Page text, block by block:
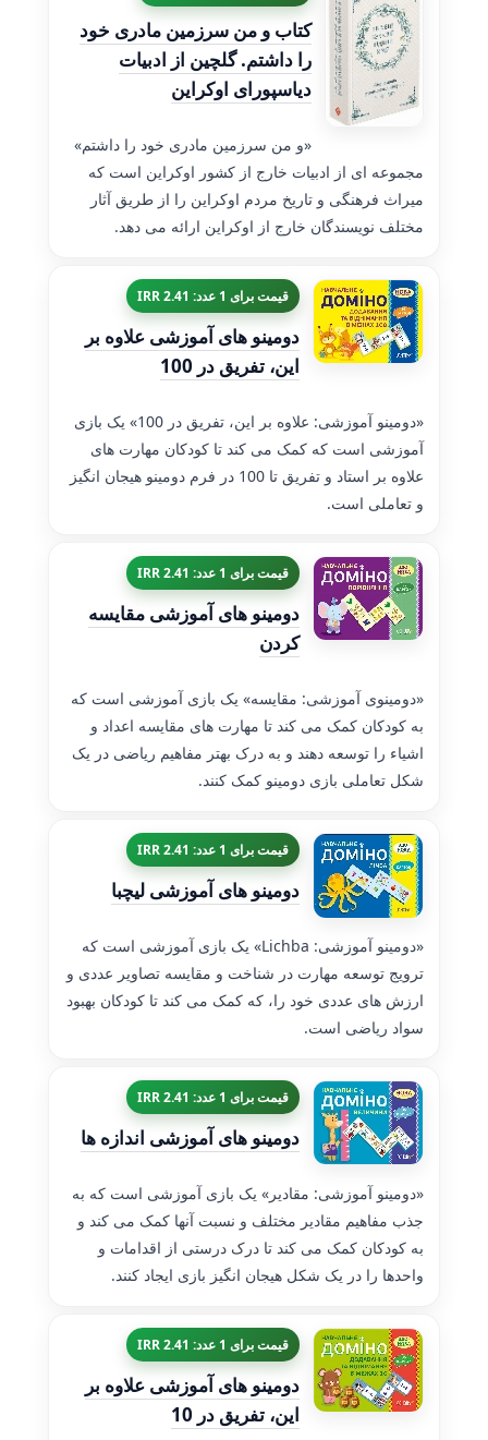
کتاب و من سرزمین مادری خود
را داشتم. گلچین از ادبیات
دیاسپورای اوکراین
«و من سرزمین مادری خود را داشتم»
مجموعه ای از ادبیات خارج از کشور اوکراین است که
میراث فرهنگی و تاریخ مردم اوکراین را از طریق آثار
مختلف نویسندگان خارج از اوکراین ارائه می دهد.
قیمت برای 1 عدد: 2.41 IRR
دومینو های آموزشی علاوه بر
این، تفریق در 100
«دومینو آموزشی: علاوه بر این، تفریق در 100» یک بازی
آموزشی است که کمک می کند تا کودکان مهارت های
علاوه بر استاد و تفریق تا 100 در فرم دومینو هیجان انگیز
و تعاملی است.
قیمت برای 1 عدد: 2.41 IRR
دومینو های آموزشی مقایسه
کردن
«دومینوی آموزشی: مقایسه» یک بازی آموزشی است که
به کودکان کمک می کند تا مهارت های مقایسه اعداد و
اشیاء را توسعه دهند و به درک بهتر مفاهیم ریاضی در یک
شکل تعاملی بازی دومینو کمک کنند.
قیمت برای 1 عدد: 2.41 IRR
دومینو های آموزشی لیچبا
«دومینو آموزشی: Lichba» یک بازی آموزشی است که
ترویج توسعه مهارت در شناخت و مقایسه تصاویر عددی و
ارزش های عددی خود را، که کمک می کند تا کودکان بهبود
سواد ریاضی است.
قیمت برای 1 عدد: 2.41 IRR
دومینو های آموزشی اندازه ها
«دومینو آموزشی: مقادیر» یک بازی آموزشی است که به
جذب مفاهیم مقادیر مختلف و نسبت آنها کمک می کند و
به کودکان کمک می کند تا درک درستی از اقدامات و
واحدها را در یک شکل هیجان انگیز بازی ایجاد کنند.
قیمت برای 1 عدد: 2.41 IRR
دومینو های آموزشی علاوه بر
این، تفریق در 10